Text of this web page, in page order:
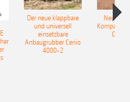
Der neue klappbare
und universell
einsetzbare
Anbaugrubber Cenio
4000-2
Neue